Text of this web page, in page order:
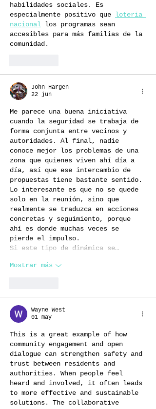
habilidades sociales. Es
especialmente positivo que loteria
nacional los programas sean
accesibles para más familias de la
comunidad.
John Hargen
22 jun
Me parece una buena iniciativa
cuando la seguridad se trabaja de
forma conjunta entre vecinos y
autoridades. Al final, nadie
conoce mejor los problemas de una
zona que quienes viven ahí día a
día, así que ese intercambio de
propuestas tiene bastante sentido.
Lo interesante es que no se quede
solo en la reunión, sino que
realmente se traduzca en acciones
concretas y seguimiento, porque
ahí es donde muchas veces se
pierde el impulso.
Si este tipo de dinámica se…
Mostrar más
Wayne West
01 may
This is a great example of how
community engagement and open
dialogue can strengthen safety and
trust between residents and
authorities. When people feel
heard and involved, it often leads
to more effective and sustainable
solutions. The collaborative